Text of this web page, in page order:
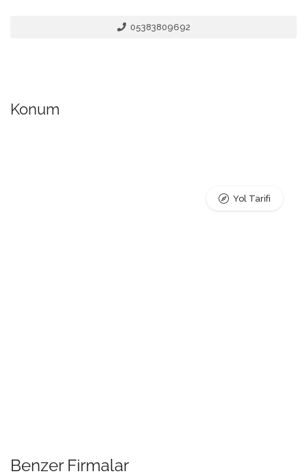
05383809692
Konum
Yol Tarifi
Benzer Firmalar